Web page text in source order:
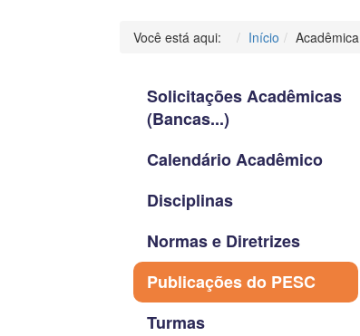
Você está aqui: Início Acadêmica
Solicitações Acadêmicas
(Bancas...)
Calendário Acadêmico
Disciplinas
Normas e Diretrizes
Publicações do PESC
Turmas